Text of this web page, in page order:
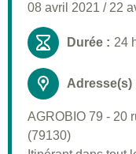
08 avril 2021 / 22
Durée : 24
Adresse(s)
AGROBIO 79 - 20
(79130)